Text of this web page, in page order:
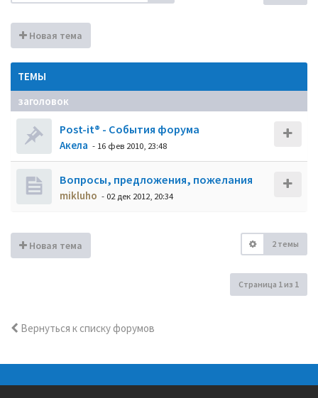
Новая тема
ТЕМЫ
заголовок
Post-it® - События форума
Акела - 16 фев 2010, 23:48
Вопросы, предложения, пожелания
mikluho - 02 дек 2012, 20:34
Новая тема 2 темы
Страница 1из 1
Вернуться к списку форумов